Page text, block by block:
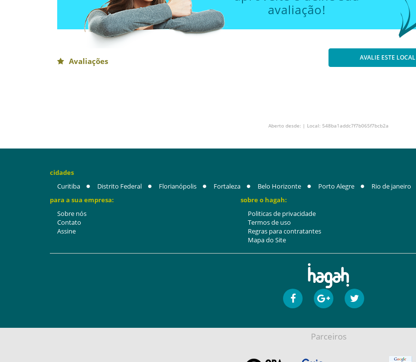
avaliação!
Avaliações AVALIE ESTE LOCAL
Aberto desde: | Local: 548ba1addc7f7b065f7bcb2a
cidades
Curitiba
Distrito Federal Florianópolis Fortaleza Belo Horizonte Porto Alegre Rio de janeiro
para a sua empresa:
Sobre nós
Contato
Assine
sobre o hagah:
Politicas de privacidade
Termos de uso
Regras para contratantes
Mapa do Site
Parceiros